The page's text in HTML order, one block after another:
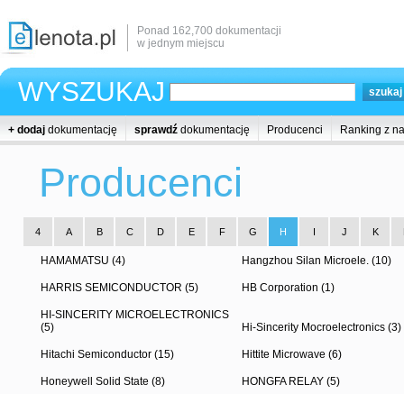
Ponad 162,700 dokumentacji
w jednym miejscu
WYSZUKAJ
+ dodaj dokumentację sprawdź dokumentację Producenci Ranking z
Producenci
4 A B C D E F G H I J K
HAMAMATSU (4) Hangzhou Silan Microele. (10)
HARRIS SEMICONDUCTOR (5) HB Corporation (1)
HI-SINCERITY MICROELECTRONICS
(5)
Hi-Sincerity Mocroelectronics (3)
Hitachi Semiconductor (15) Hittite Microwave (6)
Honeywell Solid State (8) HONGFA RELAY (5)